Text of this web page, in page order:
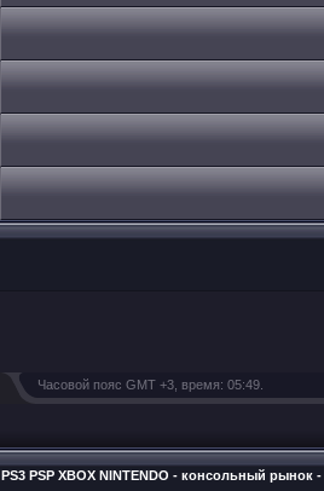
Часовой пояс GMT +3, время: 05:49
PS3 PSP XBOX NINTENDO - консольный рынок -